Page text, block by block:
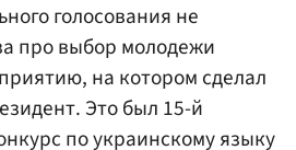
голосования не
про выбор молодежи
на котором сделал
Это был 15-й
по украинскому языку